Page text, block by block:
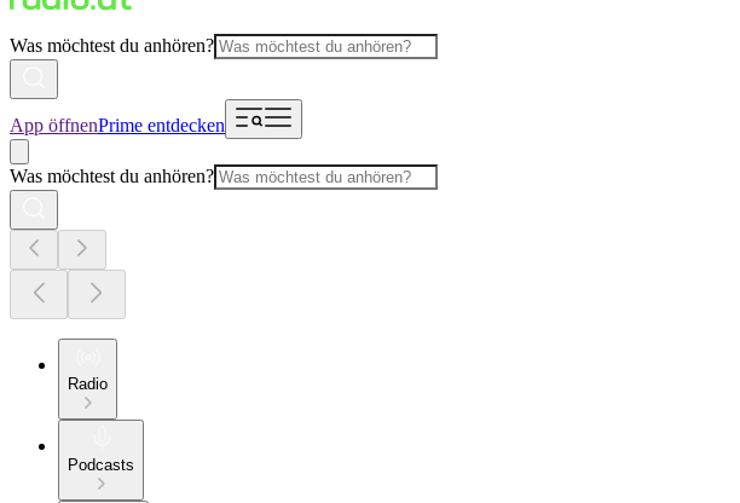
Was möchtest du anhören?
App öffnenPrime entdecken
Was möchtest du anhören?
Radio
Podcasts